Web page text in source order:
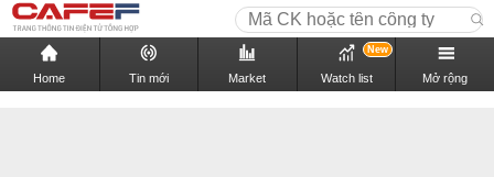
Home Tin mới Market Watch list
New
Mở rộng